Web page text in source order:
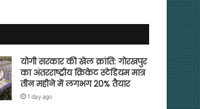
योगी सरकार की खेल क्रांति: गोरखपुर
का अंतरराष्ट्रीय क्रिकेट स्टेडियम मात्र
तीन महीने में लगभग 20% तैयार
1 day ago